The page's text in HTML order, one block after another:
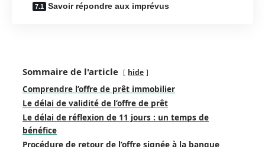
Savoir répondre aux imprévus
Sommaire de l'article hide
Comprendre l’offre de prêt immobilier
Le délai de validité de l’offre de prêt
Le délai de réflexion de 11 jours : un temps de
bénéfice
Procédure de retour de l’offre signée à la banque